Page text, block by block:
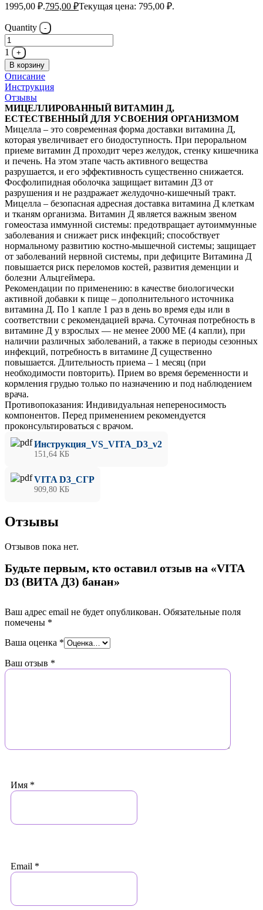
1995,00 ₽.795,00 ₽Текущая цена: 795,00 ₽.
Quantity -
1
+
В корзину
Описание
Инструкция
Отзывы
МИЦЕЛЛИРОВАННЫЙ ВИТАМИН Д,
ЕСТЕСТВЕННЫЙ ДЛЯ УСВОЕНИЯ ОРГАНИЗМОМ
Мицелла – это современная форма доставки витамина Д,
которая увеличивает его биодоступность. При пероральном
приеме витамин Д проходит через желудок, стенку кишечника
и печень. На этом этапе часть активного вещества
разрушается, и его эффективность существенно снижается.
Фосфолипидная оболочка защищает витамин Д3 от
разрушения и не раздражает желудочно-кишечный тракт.
Мицелла – безопасная адресная доставка витамина Д клеткам
и тканям организма. Витамин Д является важным звеном
гомеостаза иммунной системы: предотвращает аутоиммунные
заболевания и снижает риск инфекций; способствует
нормальному развитию костно-мышечной системы; защищает
от заболеваний нервной системы, при дефиците Витамина Д
повышается риск переломов костей, развития деменции и
болезни Альцгеймера.
Рекомендации по применению: в качестве биологически
активной добавки к пище – дополнительного источника
витамина Д. По 1 капле 1 раз в день во время еды или в
соответствии с рекомендацией врача. Суточная потребность в
витамине Д у взрослых — не менее 2000 МЕ (4 капли), при
наличии различных заболеваний, а также в периоды сезонных
инфекций, потребность в витамине Д существенно
повышается. Длительность приема – 1 месяц (при
необходимости повторить). Прием во время беременности и
кормления грудью только по назначению и под наблюдением
врача.
Противопоказания: Индивидуальная непереносимость
компонентов. Перед применением рекомендуется
проконсультироваться с врачом.
Инструкция_VS_VITA_D3_v2
151,64 КБ
VITA D3_СГР
909,80 КБ
Отзывы
Отзывов пока нет.
Будьте первым, кто оставил отзыв на «VITA
D3 (ВИТА Д3) банан»
Ваш адрес email не будет опубликован. Обязательные поля
помечены *
Ваша оценка *
Ваш отзыв *
Имя *
Email *